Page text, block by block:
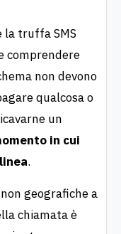
la truffa SMS
comprendere
non devono
qualcosa o
un
in cui
.
geografiche a
chiamata è